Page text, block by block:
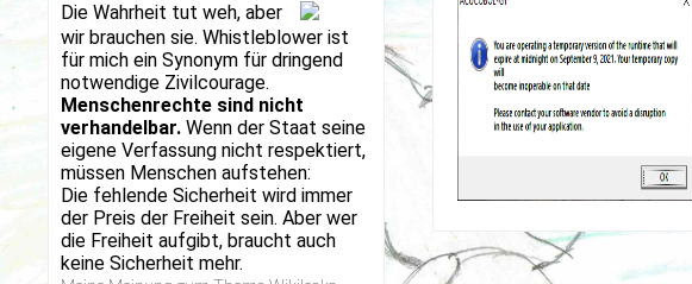
Die Wahrheit tut weh, aber
wir brauchen sie. Whistleblower ist
für mich ein Synonym für dringend
notwendige Zivilcourage.
Menschenrechte sind nicht
verhandelbar. Wenn der Staat seine
eigene Verfassung nicht respektiert,
müssen Menschen aufstehen:
Die fehlende Sicherheit wird immer
der Preis der Freiheit sein. Aber wer
die Freiheit aufgibt, braucht auch
keine Sicherheit mehr.